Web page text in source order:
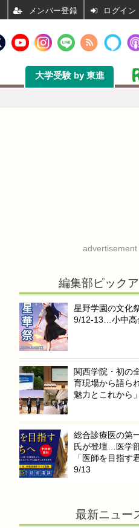
大学受験 by 東進
advertisement
編集部ピック
星野学園の文化
9/12-13…小中高
関西学院・初の
育現場から語ら
魅力とこれから」
総合診療医の第
氏が登壇…医学
「医師を目指す
9/13
最新ニュー
ログイン